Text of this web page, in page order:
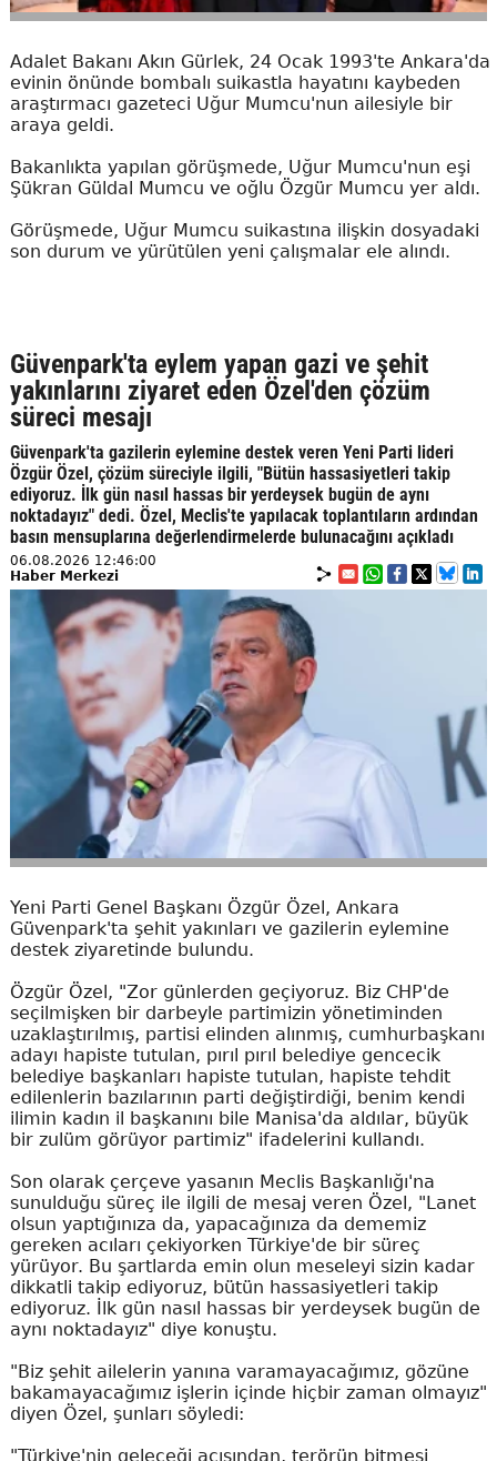
Adalet Bakanı Akın Gürlek, 24 Ocak 1993'te Ankara'da
evinin önünde bombalı suikastla hayatını kaybeden
araştırmacı gazeteci Uğur Mumcu'nun ailesiyle bir
araya geldi.
Bakanlıkta yapılan görüşmede, Uğur Mumcu'nun eşi
Şükran Güldal Mumcu ve oğlu Özgür Mumcu yer aldı.
Görüşmede, Uğur Mumcu suikastına ilişkin dosyadaki
son durum ve yürütülen yeni çalışmalar ele alındı.
Güvenpark'ta eylem yapan gazi ve şehit
yakınlarını ziyaret eden Özel'den çözüm
süreci mesajı
Güvenpark'ta gazilerin eylemine destek veren Yeni Parti lideri
Özgür Özel, çözüm süreciyle ilgili, "Bütün hassasiyetleri takip
ediyoruz. İlk gün nasıl hassas bir yerdeysek bugün de aynı
noktadayız" dedi. Özel, Meclis'te yapılacak toplantıların ardından
basın mensuplarına değerlendirmelerde bulunacağını açıkladı
06.08.2026 12:46:00
Haber Merkezi
Yeni Parti Genel Başkanı Özgür Özel, Ankara
Güvenpark'ta şehit yakınları ve gazilerin eylemine
destek ziyaretinde bulundu.
Özgür Özel, "Zor günlerden geçiyoruz. Biz CHP'de
seçilmişken bir darbeyle partimizin yönetiminden
uzaklaştırılmış, partisi elinden alınmış, cumhurbaşkanı
adayı hapiste tutulan, pırıl pırıl belediye gencecik
belediye başkanları hapiste tutulan, hapiste tehdit
edilenlerin bazılarının parti değiştirdiği, benim kendi
ilimin kadın il başkanını bile Manisa'da aldılar, büyük
bir zulüm görüyor partimiz" ifadelerini kullandı.
Son olarak çerçeve yasanın Meclis Başkanlığı'na
sunulduğu süreç ile ilgili de mesaj veren Özel, "Lanet
olsun yaptığınıza da, yapacağınıza da dememiz
gereken acıları çekiyorken Türkiye'de bir süreç
yürüyor. Bu şartlarda emin olun meseleyi sizin kadar
dikkatli takip ediyoruz, bütün hassasiyetleri takip
ediyoruz. İlk gün nasıl hassas bir yerdeysek bugün de
aynı noktadayız" diye konuştu.
"Biz şehit ailelerin yanına varamayacağımız, gözüne
bakamayacağımız işlerin içinde hiçbir zaman olmayız"
diyen Özel, şunları söyledi:
"Türkiye'nin geleceği açısından, terörün bitmesi